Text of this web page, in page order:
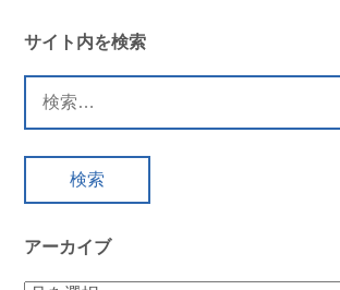
ビ
ゲ
ー
シ
サイト内を検索
索:
アーカイブ